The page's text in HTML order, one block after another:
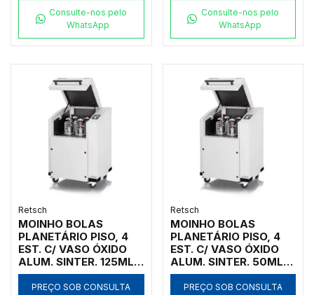
Consulte-nos pelo
WhatsApp
Consulte-nos pelo
WhatsApp
Retsch
MOINHO BOLAS
PLANETÁRIO PISO, 4
EST. C/ VASO ÓXIDO
ALUM. SINTER. 125ML,
INICIAL <10MM, FINAL
<1UM
PREÇO SOB CONSULTA
Retsch
MOINHO BOLAS
PLANETÁRIO PISO, 4
EST. C/ VASO ÓXIDO
ALUM. SINTER. 50ML,
INICIAL <10MM, FINAL
<1UM
PREÇO SOB CONSULTA